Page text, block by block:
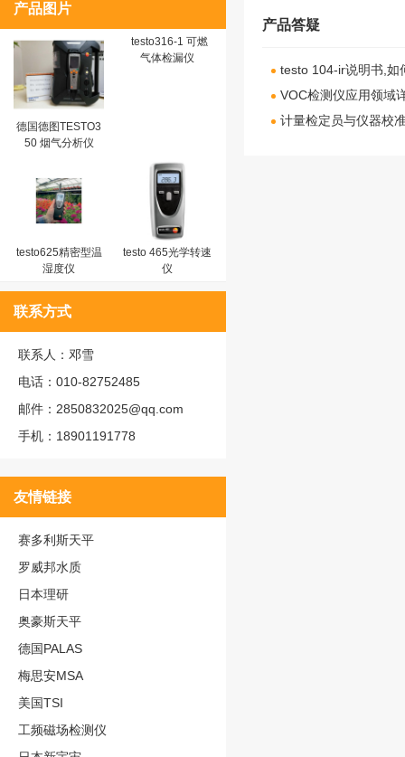
产品图片
德国德图TESTO3
50 烟气分析仪
testo316-1 可燃
气体检漏仪
testo625精密型温
湿度仪
testo 465光学转速
仪
联系方式
联系人：邓雪
电话：010-82752485
邮件：2850832025@qq.com
手机：18901191778
友情链接
赛多利斯天平
罗威邦水质
日本理研
奥豪斯天平
德国PALAS
梅思安MSA
美国TSI
工频磁场检测仪
产品答疑
testo 104-ir说明书,如
VOC检测仪应用领域
计量检定员与仪器校